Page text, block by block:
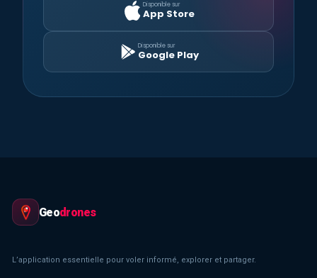
Disponible sur
App Store
Disponible sur
Google Play
Geodrones
L’application essentielle pour voler informé, explorer et partager.